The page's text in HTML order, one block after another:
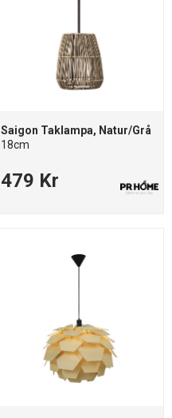
Saigon Taklampa, Natur/Grå
18cm
479 Kr